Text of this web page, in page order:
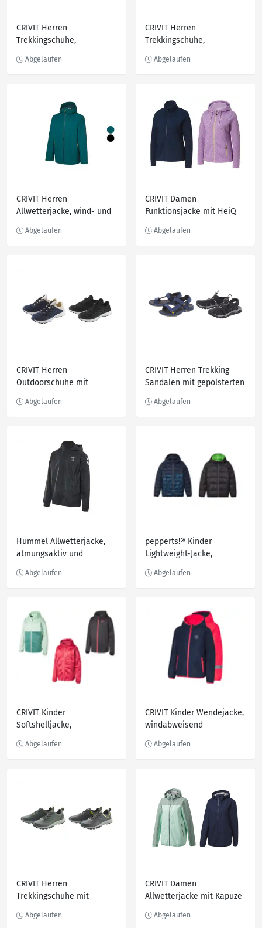
CRIVIT Herren
Trekkingschuhe,
CRIVIT Herren
Trekkingschuhe,
CRIVIT Herren
Allwetterjacke, wind- und
CRIVIT Damen
Funktionsjacke mit HeiQ
CRIVIT Herren
Outdoorschuhe mit
Einlegesohlen
CRIVIT Herren Trekking
Sandalen mit gepolsterten
Hummel Allwetterjacke,
atmungsaktiv und
pepperts!® Kinder
Lightweight-Jacke,
CRIVIT Kinder
Softshelljacke,
CRIVIT Kinder Wendejacke,
windabweisend
CRIVIT Herren
Trekkingschuhe mit
CRIVIT Damen
Allwetterjacke mit Kapuze